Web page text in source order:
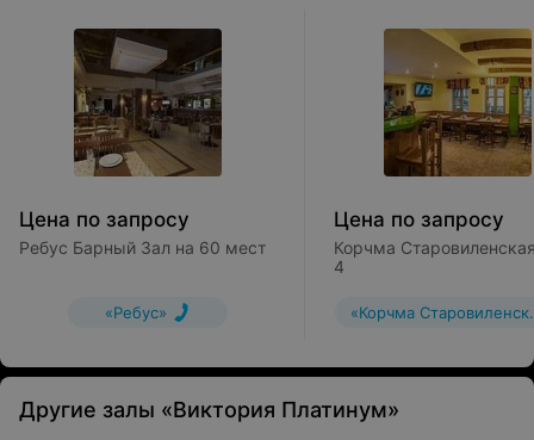
Цена по запросу
Ребус Барный Зал на 60 мест
«Ребус»
Цена по запросу
Корчма
4
«Корчма
Другие залы «Виктория Платинум»